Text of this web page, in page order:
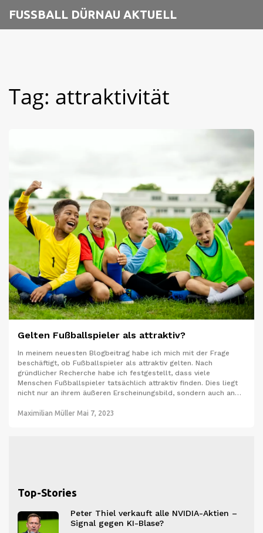
FUSSBALL DÜRNAU AKTUELL
Tag: attraktivität
Gelten Fußballspieler als attraktiv?
In meinem neuesten Blogbeitrag habe ich mich mit der Frage
beschäftigt, ob Fußballspieler als attraktiv gelten. Nach
gründlicher Recherche habe ich festgestellt, dass viele
Menschen Fußballspieler tatsächlich attraktiv finden. Dies liegt
nicht nur an ihrem äußeren Erscheinungsbild, sondern auch an
Natürlich sind die Meinungen darüber, was attraktiv ist, sehr
Maximilian Müller Mai 7, 2023
Top-Stories
Peter Thiel verkauft alle NVIDIA-Aktien –
Signal gegen KI-Blase?